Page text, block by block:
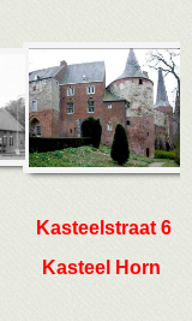
Kasteelstraat 6
Kasteel Horn